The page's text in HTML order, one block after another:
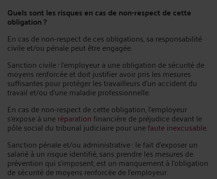
Quels sont les risques en cas de non-respect de cette
obligation ?
En cas de non-respect de ces obligations, sa responsabilité
civile et/ou pénale peut être engagée.
Sanction civile : l'employeur a une obligation de sécurité de
moyens renforcée et doit justifier avoir pris les mesures
suffisantes pour protéger les travailleurs d'un accident du
travail et/ou d'une maladie professionnelle.
En cas de non-respect de cette obligation, l'employeur
s'expose à uneréparationfinancière de préjudice devant le
pôle social du tribunal judiciaire pour unefaute inexcusable.
Sanction pénale et/ou administrative : le fait d'exposer un
salarié à un risque identifié, sans prendre les mesures de
prévention qui s'imposent, est un manquement à l'obligation
de sécurité de moyens renforcée de l'employeur.